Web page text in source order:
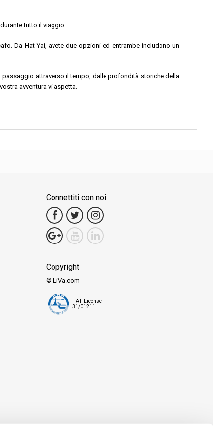
tutto il viaggio.
Da Hat Yai, avete due opzioni ed entrambe includono un
attraverso il tempo, dalle profondità storiche della
avventura vi aspetta.
Connettiti con noi
Copyright
© LiVa.com
TAT License
31/01211